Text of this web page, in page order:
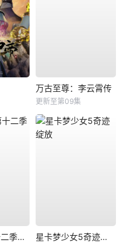
万古至尊：李云霄传
更新至第09集
小猪佩奇第十二季国语 星卡梦少女5奇迹绽放